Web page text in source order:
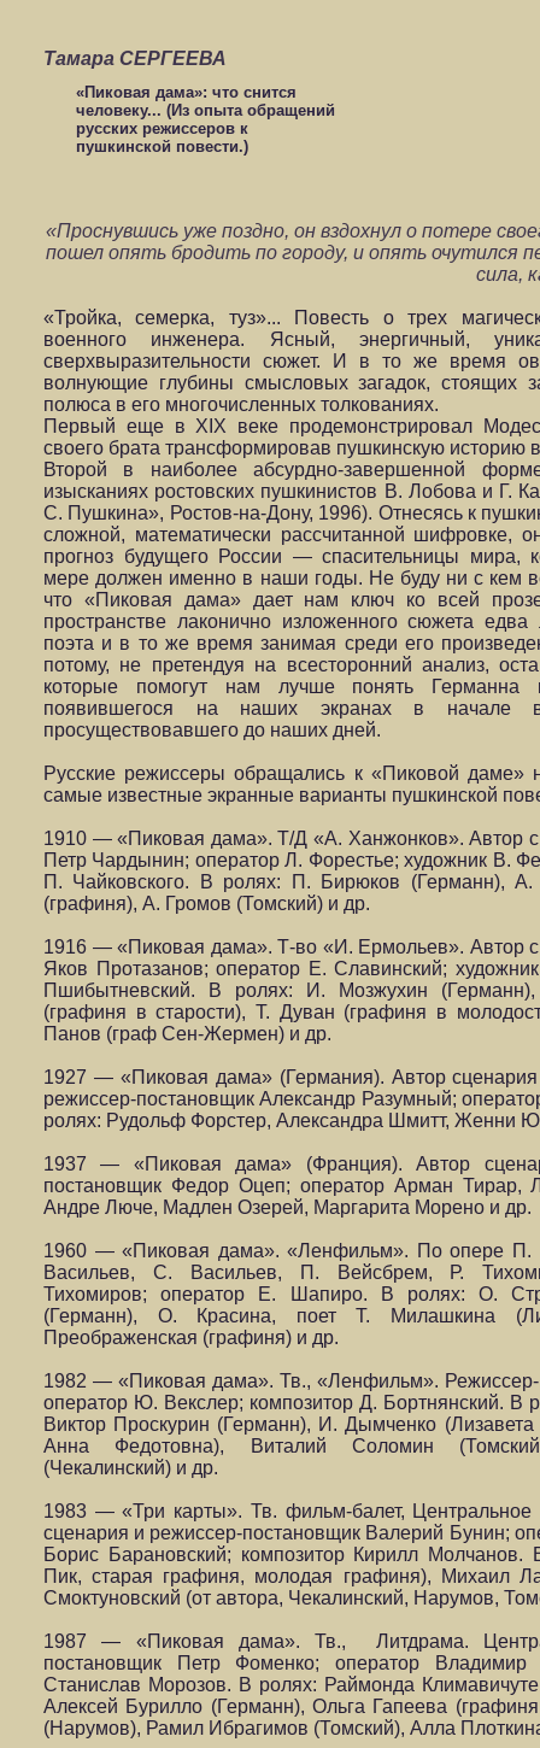
Тамара СЕРГЕЕВА
«Пиковая дама»: что снится
человеку... (Из опыта обращений
русских режиссеров к
пушкинской повести.)
«Проснувшись уже поздно, он вздохнул о потере
пошел опять бродить по городу, и опять очутился
сила,
«Тройка, семерка, туз»... Повесть о трех
военного инженера. Ясный, энергичный,
сверхвыразительности сюжет. И в то же время
волнующие глубины смысловых загадок, стоящих
полюса в его многочисленных толкованиях.
Первый еще в XIX веке продемонстрировал
своего брата трансформировав пушкинскую историю
Второй в наиболее абсурдно-завершенной
изысканиях ростовских пушкинистов В. Лобова и Г.
С. Пушкина», Ростов-на-Дону, 1996). Отнесясь к
сложной, математически рассчитанной шифровке,
прогноз будущего России — спасительницы мира,
мере должен именно в наши годы. Не буду ни с кем
что «Пиковая дама» дает нам ключ ко всей
пространстве лаконично изложенного сюжета
поэта и в то же время занимая среди его
потому, не претендуя на всесторонний анализ,
которые помогут нам лучше понять Германна
появившегося на наших экранах в начале
просуществовавшего до наших дней.
Русские режиссеры обращались к «Пиковой даме»
самые известные экранные варианты пушкинской
1910 — «Пиковая дама». Т/Д «А. Ханжонков». Автор
Петр Чардынин; оператор Л. Форестье; художник В.
П. Чайковского. В ролях: П. Бирюков (Германн),
(графиня), А. Громов (Томский) и др.
1916 — «Пиковая дама». Т-во «И. Ермольев». Автор
Яков Протазанов; оператор Е. Славинский;
Пшибытневский. В ролях: И. Мозжухин
(графиня в старости), Т. Дуван (графиня в
Панов (граф Сен-Жермен) и др.
1927 — «Пиковая дама» (Германия). Автор
режиссер-постановщик Александр Разумный;
ролях: Рудольф Форстер, Александра Шмитт, Женни
1937 — «Пиковая дама» (Франция). Автор
постановщик Федор Оцеп; оператор Арман
Андре Люче, Мадлен Озерей, Маргарита Морено и др.
1960 — «Пиковая дама». «Ленфильм». По опере П.
Васильев, С. Васильев, П. Вейсбрем, Р.
Тихомиров; оператор Е. Шапиро. В ролях: О.
(Германн), О. Красина, поет Т. Милашкина
Преображенская (графиня) и др.
1982 — «Пиковая дама». Тв., «Ленфильм».
оператор Ю. Векслер; композитор Д. Бортнянский. В
Виктор Проскурин (Германн), И. Дымченко
Анна Федотовна), Виталий Соломин
(Чекалинский) и др.
1983 — «Три карты». Тв. фильм-балет, Центральное
сценария и режиссер-постановщик Валерий Бунин;
Борис Барановский; композитор Кирилл
Пик, старая графиня, молодая графиня), Михаил
Смоктуновский (от автора, Чекалинский, Нарумов,
1987 — «Пиковая дама». Тв., Литдрама.
постановщик Петр Фоменко; оператор Владимир
Станислав Морозов. В ролях: Раймонда
Алексей Бурилло (Германн), Ольга Гапеева
(Нарумов), Рамил Ибрагимов (Томский), Алла